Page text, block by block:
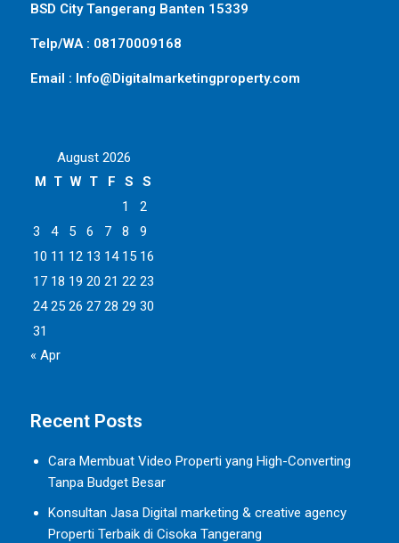
BSD City Tangerang Banten 15339
Telp/WA : 08170009168
Email : Info@Digitalmarketingproperty.com
August 2026
M T W T F S
S
1
2
3
4 5 6 7 8
9
10 11 12 13 14 15 16
17 18 19 20 21 22 23
24 25 26 27 28 29 30
31
« Apr
Recent Posts
Cara Membuat Video Properti yang High-Converting
Tanpa Budget Besar
Konsultan Jasa Digital marketing & creative agency
Properti Terbaik di Cisoka Tangerang